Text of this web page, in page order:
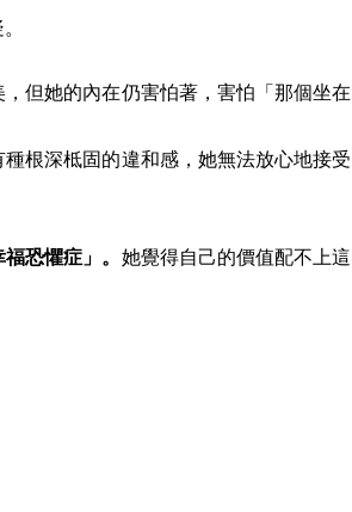
但她的內在仍害怕著，害怕「那個坐在
根深柢固的違和感，她無法放心地接受
恐懼症」。 她覺得自己的價值配不上這